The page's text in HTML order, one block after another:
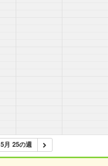
5月 25の週